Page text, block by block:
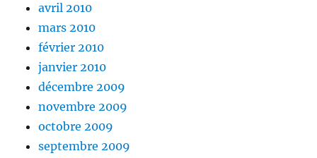
avril 2010
mars 2010
février 2010
janvier 2010
décembre 2009
novembre 2009
octobre 2009
septembre 2009